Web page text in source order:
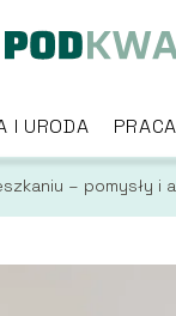
I URODA PRACA
– pomysły i